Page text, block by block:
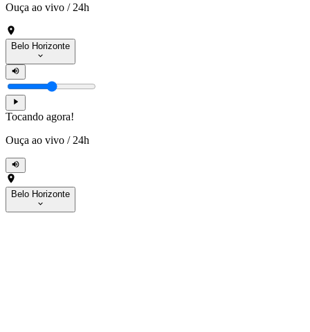
Ouça ao vivo / 24h
Belo Horizonte
Tocando agora!
Ouça ao vivo / 24h
Belo Horizonte